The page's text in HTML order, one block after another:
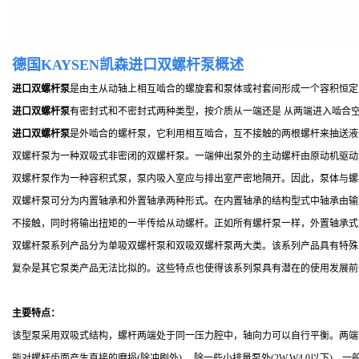
德国KAYSEN凯森进口双螺杆泵概述
进口双螺杆泵是由主从动轴上相互啮合的螺旋套和泵体或衬套间形成一个容积恒
进口双螺杆泵有密封式和不密封式两种类型，按介质从一端还是 从两端进入啮合
进口双螺杆泵是外啮合的螺杆泵，它利用相互啮合，互不接触的两根螺杆来抽送
双螺杆泵为一种双吸式非密闭的双螺杆泵。一端伸出泵外的主动螺杆由原动机驱
双螺杆泵作为一种容积式泵，泵内吸入室应与排出室严密地隔开。因此，泵体与
双螺杆泵可分为内置轴承和外置轴承两种形式。在内置轴承的结构型式中轴承由
不接触，同时将输出扭矩的一半传给从动螺杆。正如所有螺杆泵一样，外置轴承
双螺杆泵系列产品分为单吸双螺杆泵和双吸双螺杆泵两大类。该系列产品具有特
复杂是其它泵类产品无法比拟的。这些特点也使得该系列泵具有潜在的使用发展
主要特点：
该型泵采用双吸式结构，螺杆两端处于同一压力腔中，轴向力可以自行平衡。两